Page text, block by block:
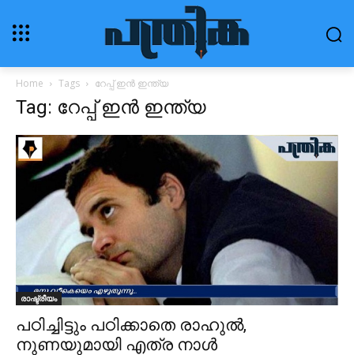
Home Tags റേപ്പ് ഇൻ ഇന്ത്യ
Tag: റേപ്പ് ഇൻ ഇന്ത്യ
രാഷ്ട്രീയം
പഠിച്ചിട്ടും പഠിക്കാതെ രാഹുല്‍,
നുണയുമായി എത്ര നാള്‍